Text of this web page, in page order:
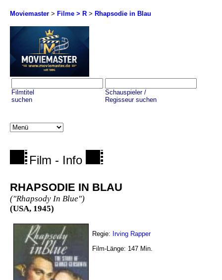
Moviemaster > Filme > R > Rhapsodie in Blau
Filmtitel
suchen
Schauspieler /
Regisseur suchen
Film - Info
RHAPSODIE IN BLAU
("Rhapsody In Blue")
(USA, 1945)
Regie: Irving Rapper
Film-Länge: 147 Min.